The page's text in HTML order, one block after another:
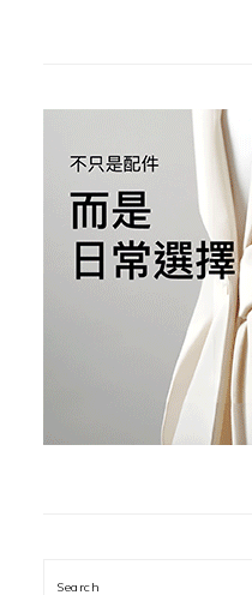
Search